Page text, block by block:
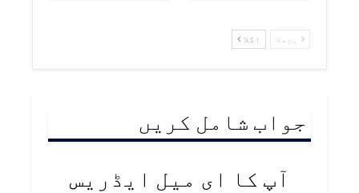
پچھلا اگلا
جواب شامل کریں
آپ کا ای میل ایڈریس